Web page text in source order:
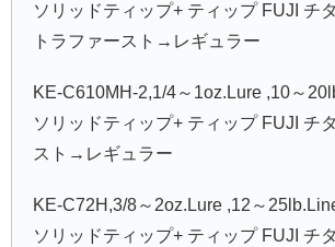
ソリッドティップ+ ティップ FUJI チ
トラファースト→レギュラー
KE-C610MH-2,1/4～1oz.Lure ,10～
ソリッドティップ+ ティップ FUJI チ
スト→レギュラー
KE-C72H,3/8～2oz.Lure ,12～
ソリッドティップ+ ティップ FUJI チ